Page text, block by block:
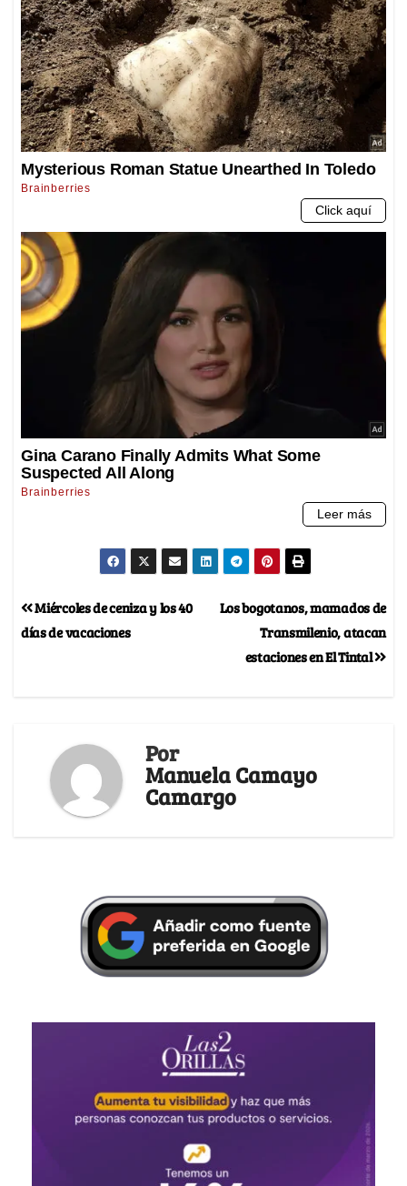
Los bogotanos, mamados de
Transmilenio, atacan
estaciones en El Tintal
Miércoles de ceniza y los 40
días de vacaciones
Por
Manuela Camayo
Camargo